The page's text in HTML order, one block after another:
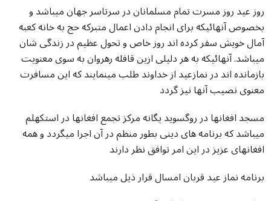
روز عید روز مسرت تمام مسلمانان در سرتاسر جهان میباشد و
بخصوص آنهائیکه برای انجام دادن اعمال متبرکه حج به خانه کعبه
آمال خویش سفر کرده اند روز خاص و تحول عظیم در زندگی شان
میباشد. آنهائیکه به هر دلیلی ازین قافله رهروان به سوی معنویت
بازمانده اند در نمازعید از خداوند طلب مینمایند که این مسافرت
معنوی نصیب آنها نیز گردد
مسجد افغانها در روگسوید یگانه مرکز تجمع افغانها در استکهلم
میباشد که برنامه های دینی بطور منظم در آن اجرا میگردد و همه
افغانهای عزیز در این امر توافق نظر دارند
برنامه نماز عید قربان امسال قرار ذیل میباشد